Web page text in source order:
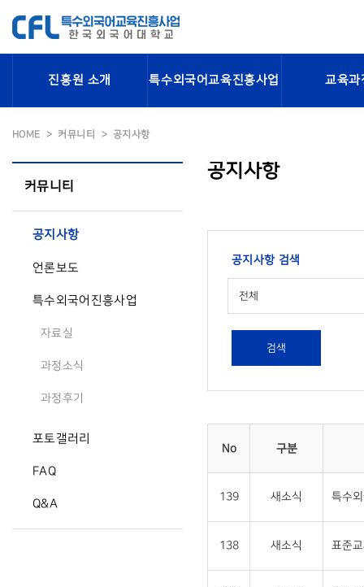
진흥원 소개 특수외국어교육진흥사업 교육과
HOME 커뮤니티 공지사항
커뮤니티
공지사항
언론보도
특수외국어진흥사업
자료실
과정소식
과정후기
포토갤러리
FAQ
Q&A
공지사항
공지사항 검색
전체
검색
No 구분
139 새소식 특수
138 새소식 표준